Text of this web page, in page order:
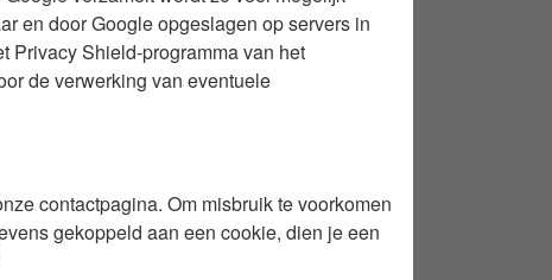
en door Google opgeslagen op servers in
Privacy Shield-programma van het
de verwerking van eventuele
contactpagina. Om misbruik te voorkomen
gekoppeld aan een cookie, dien je een